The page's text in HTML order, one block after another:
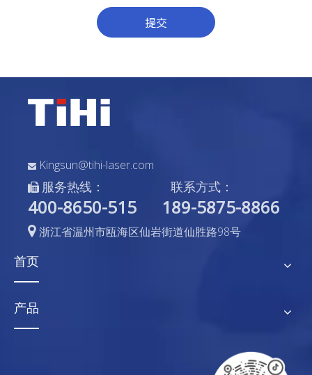
提交
 Kingsun@tihi-laser.com
 服务热线： 联系方式：
400-8650-515 189-5875-8866
 浙江省温州市瓯海区仙岩街道仙胜路98号
首页
产品